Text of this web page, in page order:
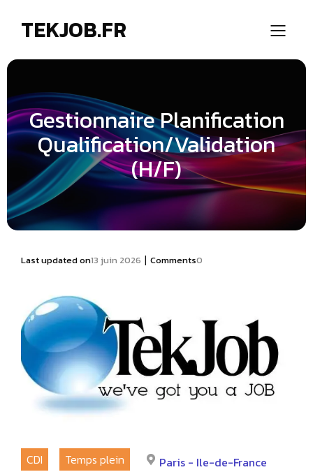
TEKJOB.FR
Gestionnaire Planification
Qualification/Validation
(H/F)
Last updated on13 juin 2026 | Comments0
CDI Temps plein
Paris - Ile-de-France